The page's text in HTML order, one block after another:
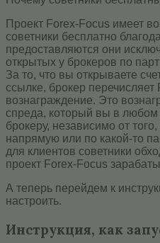
Проект Forex-Focus имеет
советники бесплатно
предоставляются они
открытых у брокеров по
За то, что вы открываете
ссылке, брокер
вознаграждение. Это
спреда, который вы в любом
брокеру, независимо от
напрямую или по какой-то
для клиентов советники
проект Forex-Focus
А теперь перейдем к
настроить.
Инструкция, как